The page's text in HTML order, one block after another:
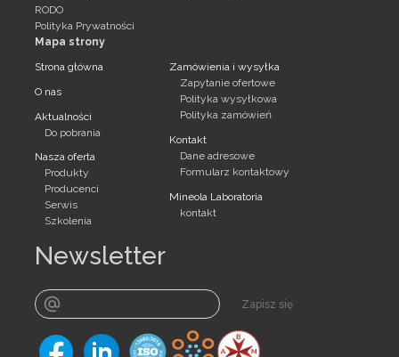
RODO
Polityka Prywatności
Mapa strony
Strona główna
O nas
Aktualności
Do pobrania
Nasza oferta
Produkty
Producenci
Serwis
Szkolenia
Zamówienia i wysyłka
Zapytanie ofertowe
Polityka wysyłkowa
Polityka zamówień
Kontakt
Dane adresowe
Formularz kontaktowy
Mineola Laboratoria
kontakt
Newsletter
Zapisz się